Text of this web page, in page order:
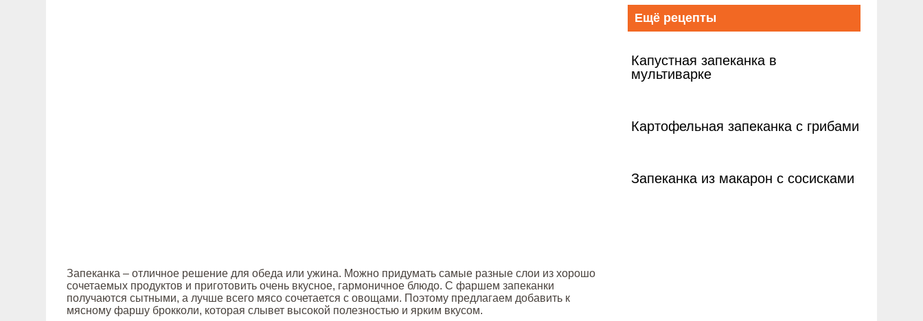
Запеканка – отличное решение для обеда или ужина. Можно придумать самые разные слои из хорошо
сочетаемых продуктов и приготовить очень вкусное, гармоничное блюдо. С фаршем запеканки
получаются сытными, а лучше всего мясо сочетается с овощами. Поэтому предлагаем добавить к
мясному фаршу брокколи, которая слывет высокой полезностью и ярким вкусом.
Ещё рецепты
Капустная запеканка в
мультиварке
Картофельная запеканка с грибами
Запеканка из макарон с сосисками